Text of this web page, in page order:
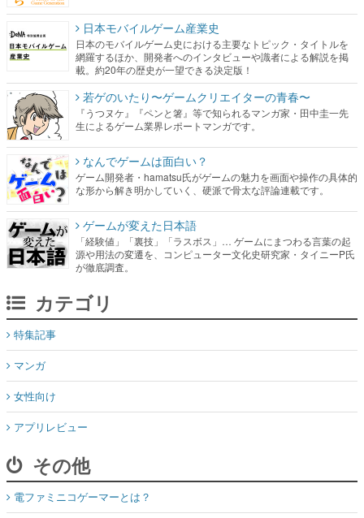
日本モバイルゲーム産業史
日本のモバイルゲーム史における主要なトピック・タイトルを
網羅するほか、開発者へのインタビューや識者による解説を掲
載。約20年の歴史が一望できる決定版！
若ゲのいたり〜ゲームクリエイターの青春〜
『うつヌケ』『ペンと箸』等で知られるマンガ家・田中圭一先
生によるゲーム業界レポートマンガです。
なんでゲームは面白い？
ゲーム開発者・hamatsu氏がゲームの魅力を画面や操作の具体的
な形から解き明かしていく、硬派で骨太な評論連載です。
ゲームが変えた日本語
「経験値」「裏技」「ラスボス」… ゲームにまつわる言葉の起
源や用法の変遷を、コンピューター文化史研究家・タイニーP氏
が徹底調査。
カテゴリ
特集記事
マンガ
女性向け
アプリレビュー
その他
電ファミニコゲーマーとは？